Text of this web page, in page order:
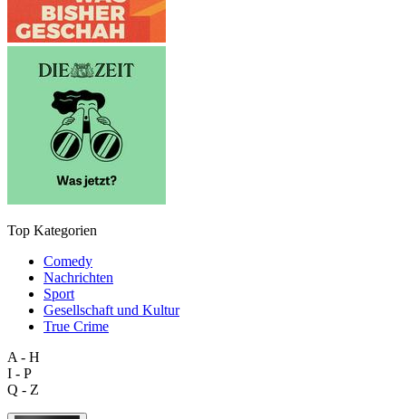
Top Kategorien
Comedy
Nachrichten
Sport
Gesellschaft und Kultur
True Crime
A - H
I - P
Q - Z